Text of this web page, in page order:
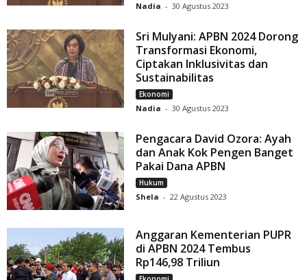
Nadia - 30 Agustus 2023
Sri Mulyani: APBN 2024 Dorong
Transformasi Ekonomi,
Ciptakan Inklusivitas dan
Sustainabilitas
Ekonomi
Nadia - 30 Agustus 2023
Pengacara David Ozora: Ayah
dan Anak Kok Pengen Banget
Pakai Dana APBN
Hukum
Shela - 22 Agustus 2023
Anggaran Kementerian PUPR
di APBN 2024 Tembus
Rp146,98 Triliun